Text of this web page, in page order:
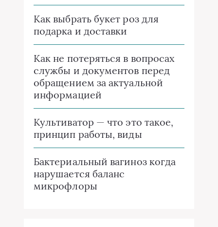
Как выбрать букет роз для
подарка и доставки
Как не потеряться в вопросах
службы и документов перед
обращением за актуальной
информацией
Культиватор — что это такое,
принцип работы, виды
Бактериальный вагиноз когда
нарушается баланс
микрофлоры